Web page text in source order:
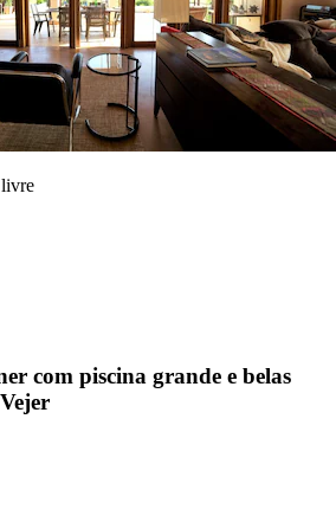
com piscina grande e belas